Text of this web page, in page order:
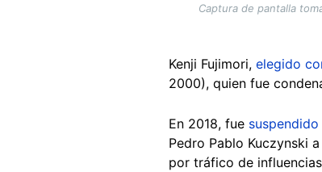
Captura de pantalla
Kenji Fujimori, elegido
2000), quien fue
En 2018, fue suspendido
Pedro Pablo Kuczynski
por tráfico de